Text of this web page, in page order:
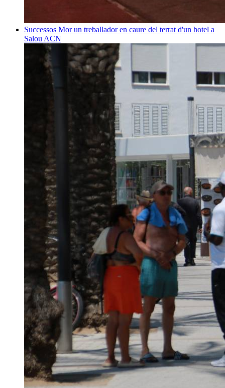
Successos Mor un treballador en caure del terrat d'un hotel a
Salou ACN